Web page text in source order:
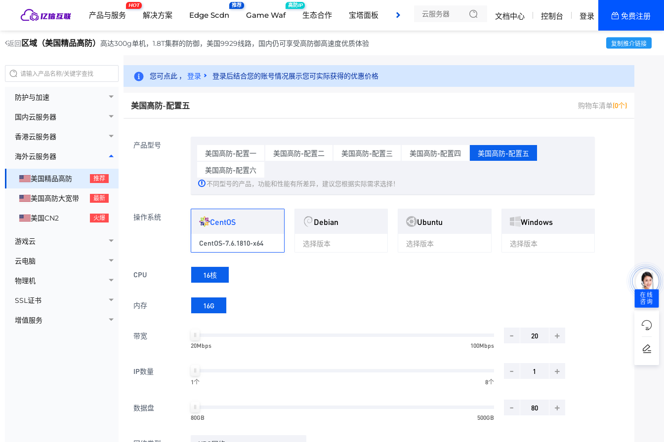
产品与服务
HOT
解决方案 Edge Scdn
推荐
Game Waf
高防IP
生态合作 宝塔面板 支持与服务 了解我们 文档中心 控制台 登录 免费注册
返回 区域（美国精品高防） 高达300g单机，1.8T集群的防御，美国9929线路，国内仍可享受高防御高速度优质体验 复制推介链接
防护与加速
国内云服务器
香港云服务器
海外云服务器
美国精品高防 推荐
美国高防大宽带 最新
美国CN2 火爆
游戏云
云电脑
物理机
SSL证书
增值服务
您可点此 ， 登录 登录后结合您的账号情况展示您可实际获得的优惠价格
美国高防-配置五 购物车清单(0个)
产品型号
美国高防-配置一
美国高防-配置二 美国高防-配置三 美国高防-配置四
美国高防-配置五
美国高防-配置六
不同型号的产品，功能和性能有所差异，建议您根据实际需求选择！
操作系统 CentOS
CentOS-7.6.1810-x64
Debian
选择版本
Ubuntu
选择版本
Windows
选择版本
CPU 16核
内存 16G
带宽
20Mbps 100Mbps
- +
IP数量
1个 8个
- +
数据盘
80GB 500GB
- +
在线
咨询